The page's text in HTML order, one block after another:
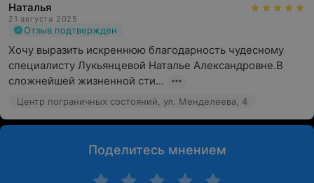
Наталья
21 августа 2025
Отзыв подтвержден
Хочу выразить искреннюю благодарность чудесному
специалисту Лукьянцевой Наталье Александровне.В
сложнейшей жизненной сти...
Центр пограничных состояний, ул. Менделеева, 4
Поделитесь мнением